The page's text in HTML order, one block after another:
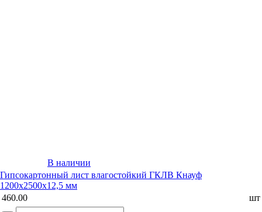
В наличии
Гипсокартонный лист влагостойкий ГКЛВ Кнауф
1200х2500х12,5 мм
460.00
шт